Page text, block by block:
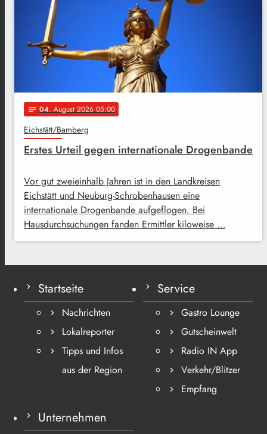
notes 04. August 2026 05:00
Eichstätt/Bamberg
Erstes Urteil gegen internationale Drogenbande
Vor gut zweieinhalb Jahren ist in den Landkreisen
Eichstätt und Neuburg-Schrobenhausen eine
internationale Drogenbande aufgeflogen. Bei
Hausdurchsuchungen fanden Ermittler kiloweise …
Startseite
Nachrichten
Lokalreporter
Tipps und Infos
aus der Region
Service
Gastro Lounge
Gutscheinwelt
Radio IN App
Verkehr/Blitzer
Empfang
Unternehmen